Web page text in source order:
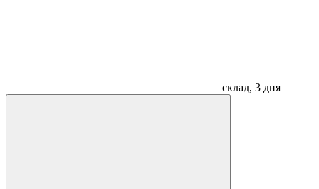
склад, 3 дня